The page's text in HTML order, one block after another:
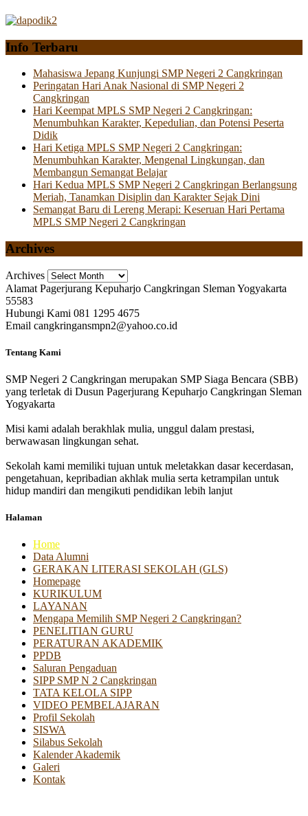
Info Terbaru
Mahasiswa Jepang Kunjungi SMP Negeri 2 Cangkringan
Peringatan Hari Anak Nasional di SMP Negeri 2
Cangkringan
Hari Keempat MPLS SMP Negeri 2 Cangkringan:
Menumbuhkan Karakter, Kepedulian, dan Potensi Peserta
Didik
Hari Ketiga MPLS SMP Negeri 2 Cangkringan:
Menumbuhkan Karakter, Mengenal Lingkungan, dan
Membangun Semangat Belajar
Hari Kedua MPLS SMP Negeri 2 Cangkringan Berlangsung
Meriah, Tanamkan Disiplin dan Karakter Sejak Dini
Semangat Baru di Lereng Merapi: Keseruan Hari Pertama
MPLS SMP Negeri 2 Cangkringan
Archives
Archives
Alamat Pagerjurang Kepuharjo Cangkringan Sleman Yogyakarta
55583
Hubungi Kami 081 1295 4675
Email cangkringansmpn2@yahoo.co.id
Tentang Kami
SMP Negeri 2 Cangkringan merupakan SMP Siaga Bencara (SBB)
yang terletak di Dusun Pagerjurang Kepuharjo Cangkringan Sleman
Yogyakarta
Misi kami adalah berakhlak mulia, unggul dalam prestasi,
berwawasan lingkungan sehat.
Sekolah kami memiliki tujuan untuk meletakkan dasar kecerdasan,
pengetahuan, kepribadian akhlak mulia serta ketrampilan untuk
hidup mandiri dan mengikuti pendidikan lebih lanjut
Halaman
Home
Data Alumni
GERAKAN LITERASI SEKOLAH (GLS)
Homepage
KURIKULUM
LAYANAN
Mengapa Memilih SMP Negeri 2 Cangkringan?
PENELITIAN GURU
PERATURAN AKADEMIK
PPDB
Saluran Pengaduan
SIPP SMP N 2 Cangkringan
TATA KELOLA SIPP
VIDEO PEMBELAJARAN
Profil Sekolah
SISWA
Silabus Sekolah
Kalender Akademik
Galeri
Kontak